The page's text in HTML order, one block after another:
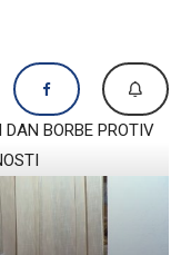
BORBE PROTIV